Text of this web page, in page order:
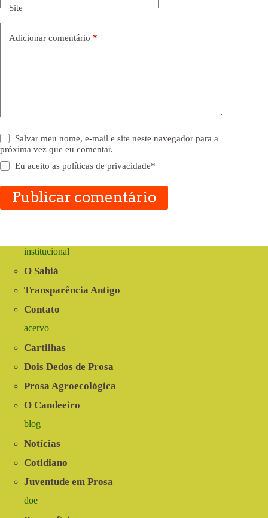
Site
Adicionar comentário *
Salvar meu nome, e-mail e site neste navegador para a
próxima vez que eu comentar.
Eu aceito aspolíticas de privacidade*
Publicar comentário
institucional
O Sabiá
Transparência Antigo
Contato
acervo
Cartilhas
Dois Dedos de Prosa
Prosa Agroecológica
O Candeeiro
blog
Notícias
Cotidiano
Juventude em Prosa
doe